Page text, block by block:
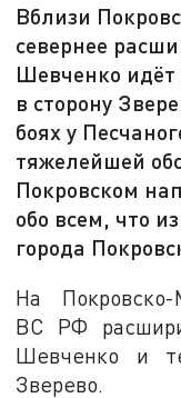
Вблизи
севернее
Шевченко идёт
в сторону
боях у
тяжелейшей
Покровском
обо всем, что
города
На Покровско-
ВС РФ
Шевченко и
Зверево.